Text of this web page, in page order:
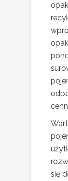
się